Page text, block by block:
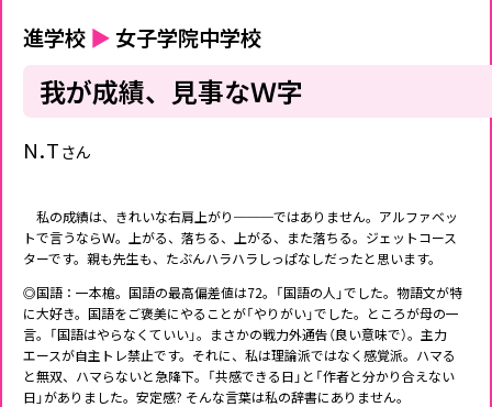
進学校 ▶女子学院中学校
我が成績、見事なＷ字
N.Tさん
私の成績は、きれいな右肩上がり───ではありません。アルファベッ
トで言うならＷ。上がる、落ちる、上がる、また落ちる。ジェットコース
ターです。親も先生も、たぶんハラハラしっぱなしだったと思います。
◎国語：一本槍。国語の最高偏差値は72。「国語の人」でした。物語文が特
に大好き。国語をご褒美にやることが「やりがい」でした。ところが母の一
言。「国語はやらなくていい」。まさかの戦力外通告（良い意味で）。主力
エースが自主トレ禁止です。それに、私は理論派ではなく感覚派。ハマる
と無双、ハマらないと急降下。「共感できる日」と「作者と分かり合えない
日」がありました。安定感? そんな言葉は私の辞書にありません。